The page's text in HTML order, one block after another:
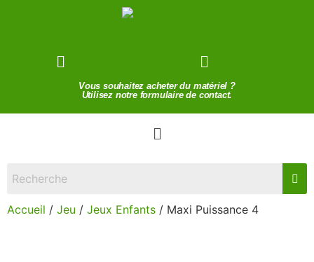
Vous souhaitez acheter du matériel ?
Utilisez notre formulaire de contact.
Accueil / Jeu / Jeux Enfants / Maxi Puissance 4